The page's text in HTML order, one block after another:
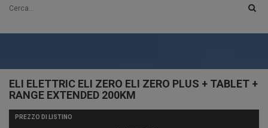
ELI ELETTRIC ELI ZERO ELI ZERO PLUS + TABLET +
RANGE EXTENDED 200KM
PREZZO DI LISTINO